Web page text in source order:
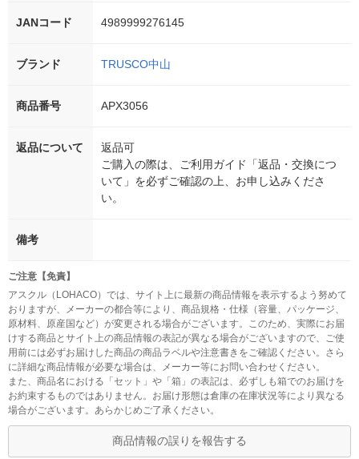
JANコード 4989999276145
ブランド TRUSCO中山
商品番号 APX3056
返品について
返品可
ご購入の際は、ご利用ガイド「返品・交換につ
いて」を必ずご確認の上、お申し込みくださ
い。
備考
ご注意【免責】
アスクル（LOHACO）では、サイト上に最新の商品情報を表示するよう努めて
おりますが、メーカーの都合等により、商品規格・仕様（容量、パッケージ、
原材料、原産国など）が変更される場合がございます。このため、実際にお届
けする商品とサイト上の商品情報の表記が異なる場合がございますので、ご使
用前には必ずお届けした商品の商品ラベルや注意書きをご確認ください。さら
に詳細な商品情報が必要な場合は、メーカー等にお問い合わせください。
また、商品名における「セット」や「箱」の表記は、必ずしも箱でのお届けを
お約束するものではありません。お届け形態は倉庫の在庫状況等により異なる
場合がございます。あらかじめご了承ください。
商品情報の誤りを報告する